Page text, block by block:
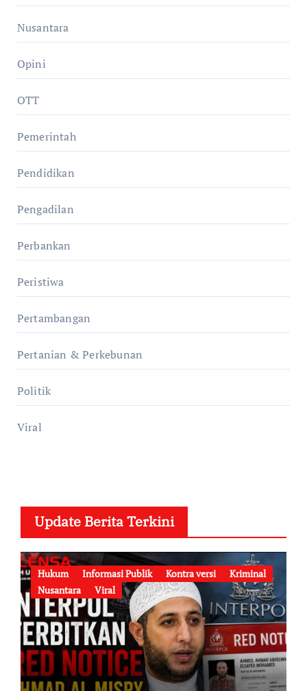
Nusantara
Opini
OTT
Pemerintah
Pendidikan
Pengadilan
Perbankan
Peristiwa
Pertambangan
Pertanian & Perkebunan
Politik
Viral
Update Berita Terkini
Hukum Informasi Publik Kontra versi
Kriminal
Nusantara
Viral